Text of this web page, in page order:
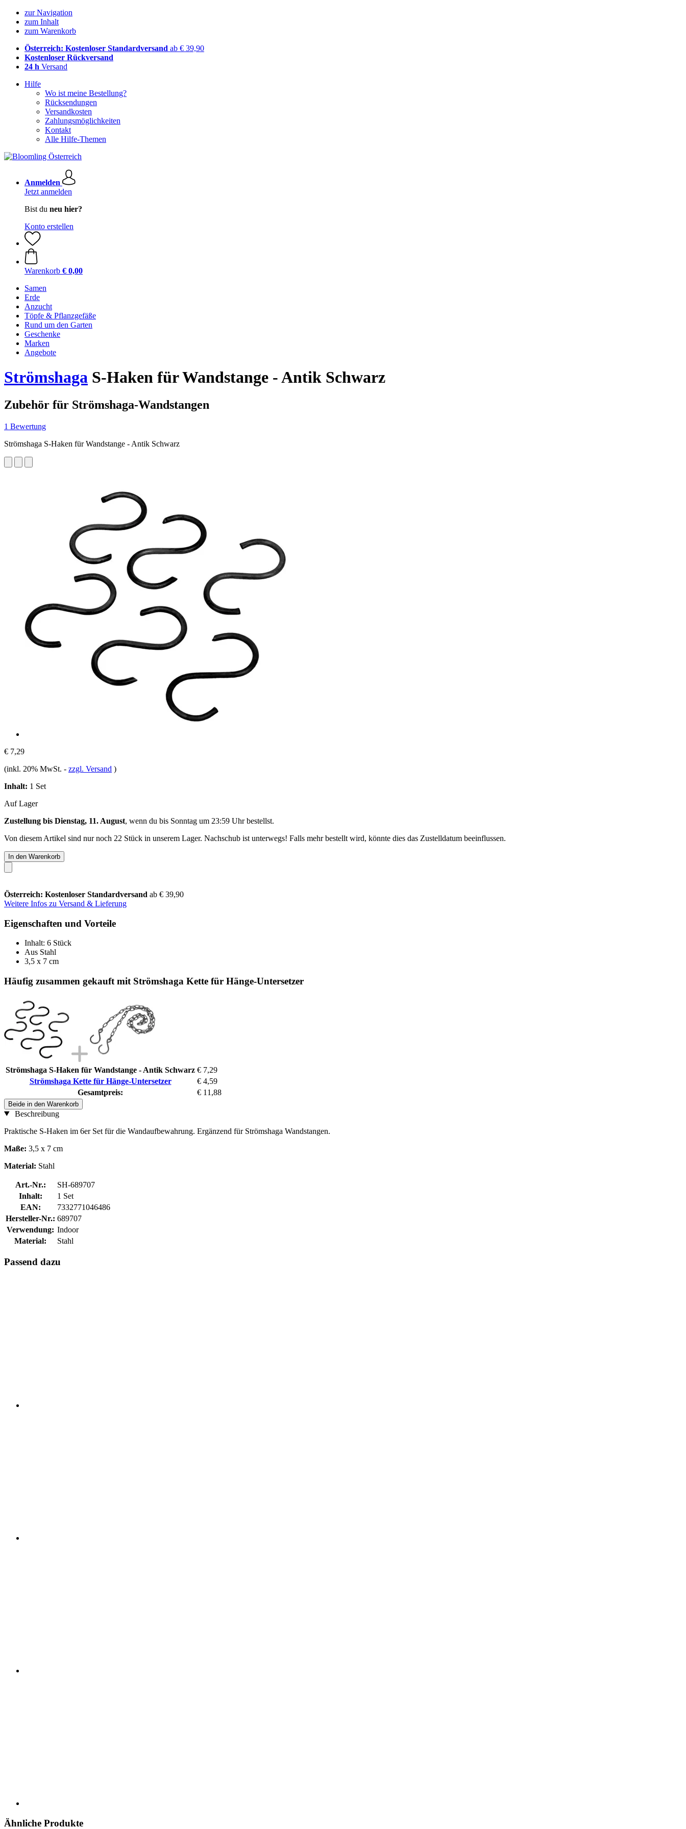
zur Navigation
zum Inhalt
zum Warenkorb
Österreich: Kostenloser Standardversand ab € 39,90
Kostenloser Rückversand
24 h Versand
Hilfe
Wo ist meine Bestellung?
Rücksendungen
Versandkosten
Zahlungsmöglichkeiten
Kontakt
Alle Hilfe-Themen
Anmelden
Jetzt anmelden
Bist du neu hier?
Konto erstellen
Warenkorb € 0,00
Samen
Erde
Anzucht
Töpfe & Pflanzgefäße
Rund um den Garten
Geschenke
Marken
Angebote
Strömshaga S-Haken für Wandstange - Antik Schwarz
Zubehör für Strömshaga-Wandstangen
1 Bewertung
Strömshaga S-Haken für Wandstange - Antik Schwarz
€ 7,29
(inkl. 20% MwSt. - zzgl. Versand )
Inhalt: 1 Set
Auf Lager
Zustellung bis Dienstag, 11. August, wenn du bis Sonntag um 23:59 Uhrbestellst.
Von diesem Artikel sind nur noch 22 Stück in unserem Lager. Nachschub ist unterwegs! Falls mehr bestellt wird, könnte dies das Zustelldatum beeinflussen.
In den Warenkorb
Österreich: Kostenloser Standardversand ab € 39,90
Weitere Infos zu Versand & Lieferung
Eigenschaften und Vorteile
Inhalt: 6 Stück
Aus Stahl
3,5 x 7 cm
Häufig zusammen gekauft mit Strömshaga Kette für Hänge-Untersetzer
Strömshaga S-Haken für Wandstange - Antik Schwarz € 7,29
Strömshaga Kette für Hänge-Untersetzer
€ 4,59
Gesamtpreis:
€ 11,88
Beide in den Warenkorb
Beschreibung
Praktische S-Haken im 6er Set für die Wandaufbewahrung. Ergänzend für Strömshaga Wandstangen.
Maße: 3,5 x 7 cm
Material: Stahl
Art.-Nr.:
SH-689707
Inhalt:
1 Set
EAN:
7332771046486
Hersteller-Nr.: 689707
Verwendung: Indoor
Material:
Stahl
Passend dazu
Ähnliche Produkte